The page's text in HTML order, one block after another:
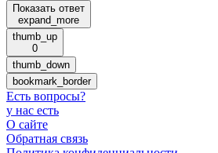
Показать ответ
expand_more
thumb_up
0
thumb_down
bookmark_border
Есть вопросы?
у нас есть
О сайте
Обратная связь